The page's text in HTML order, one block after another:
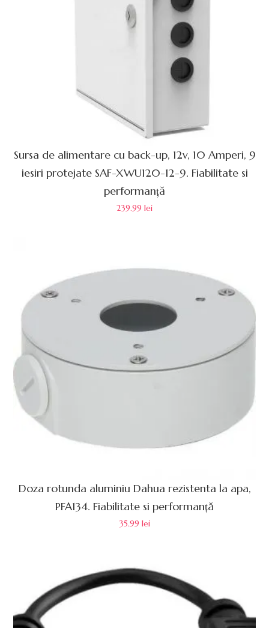
Sursa de alimentare cu back-up, 12v, 10 Amperi, 9
iesiri protejate SAF-XWU120-12-9. Fiabilitate si
performanță
239.99 lei
Doza rotunda aluminiu Dahua rezistenta la apa,
PFA134. Fiabilitate si performanță
35.99 lei